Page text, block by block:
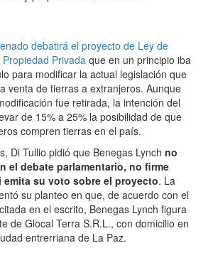
debatirá el proyecto de Ley de
Privada que en un principio iba
para modificar la actual legislación que
venta de tierras a extranjeros. Aunque
fue retirada, la intención del
de 15% a 25% la posibilidad de que
compren tierras en el país.
Di Tullio pidió que Benegas Lynch no
el debate parlamentario, no firme
emita su voto sobre el proyecto. La
su planteo en que, de acuerdo con el
en el escrito, Benegas Lynch figura
de Glocal Terra S.R.L., con domicilio en
entrerriana de La Paz.